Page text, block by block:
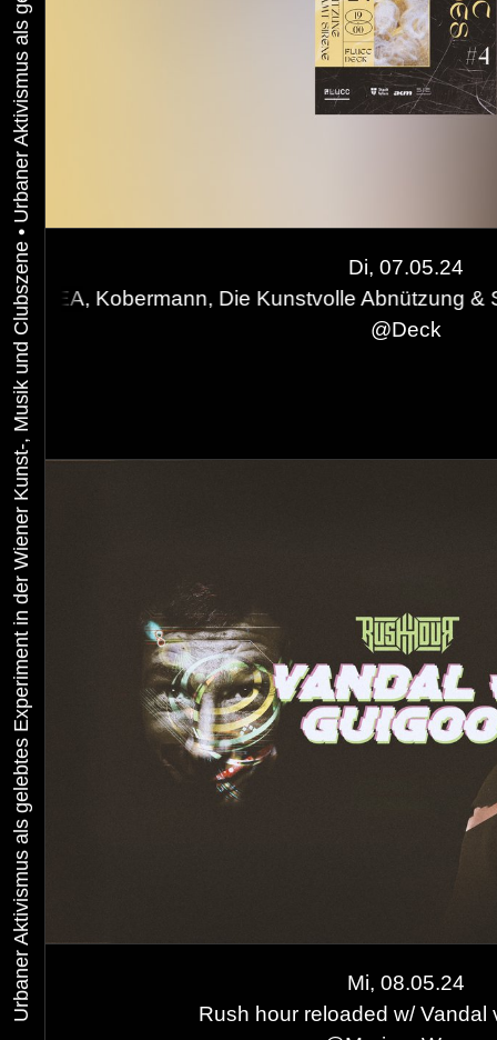
Urbaner Aktivismus als gelebtes Experiment in der Wiener Kunst-, Musik und Clubszene
•
Di, 07.05.24
Die Kunstvolle Abnützung & Samt Sirene
@Deck
LD Smash &
Mi, 08.05.24
Rush hour reloaded w/ Vandal